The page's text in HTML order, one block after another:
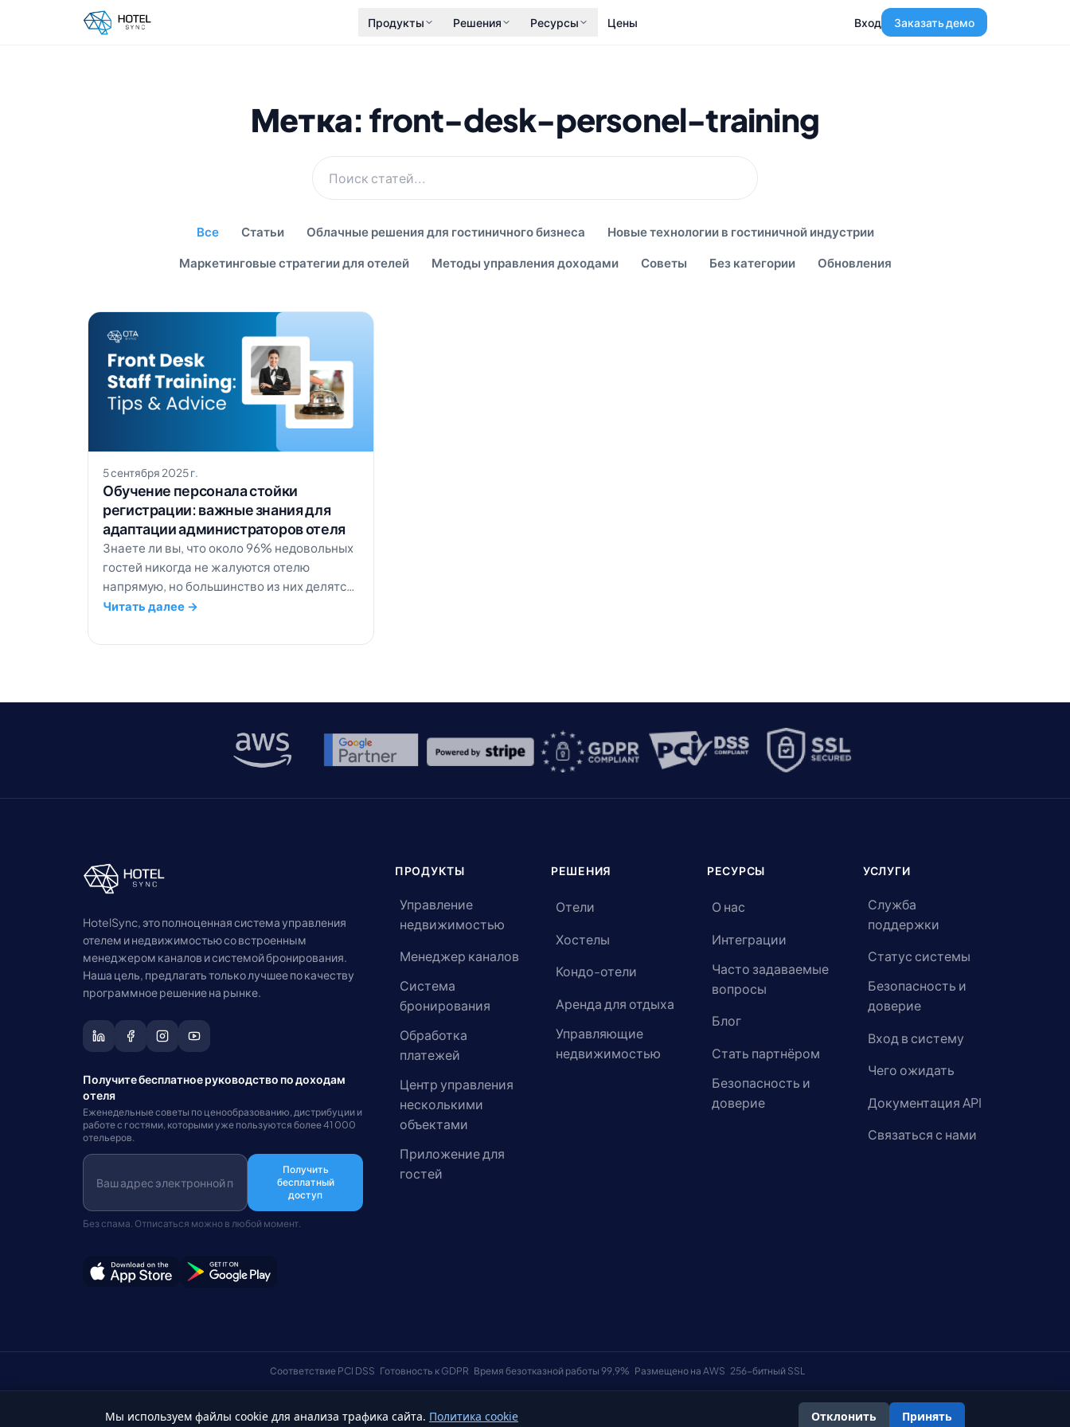
Продукты Решения Ресурсы Цены Вход Заказать демо
Метка: front-desk-personel-training
Все Статьи Облачные решения для гостиничного бизнеса Новые технологии в гостиничной индустрии
Маркетинговые стратегии для отелей Методы управления доходами Советы Без категории Обновления
5 сентября 2025 г.
Обучение персонала стойки
регистрации: важные знания для
адаптации администраторов отеля
Знаете ли вы, что около 96% недовольных
гостей никогда не жалуются отелю
напрямую, но большинство из них делятся
своим негативным опытом с другими? Это
команда стойки регистрации влияет на
лишить вас повторных заказов, тогда как
Читать далее →
HotelSync, это полноценная система управления
отелем и недвижимостью со встроенным
менеджером каналов и системой бронирования.
Наша цель, предлагать только лучшее по качеству
программное решение на рынке.
Получите бесплатное руководство по доходам
отеля
Еженедельные советы по ценообразованию, дистрибуции и
работе с гостями, которыми уже пользуются более 41 000
отельеров.
Получить
бесплатный
доступ
Без спама. Отписаться можно в любой момент.
ПРОДУКТЫ
Управление
недвижимостью
Менеджер каналов
Система
бронирования
Обработка
платежей
Центр управления
несколькими
объектами
Приложение для
гостей
РЕШЕНИЯ
Отели
Хостелы
Кондо-отели
Аренда для отдыха
Управляющие
недвижимостью
РЕСУРСЫ
О нас
Интеграции
Часто задаваемые
вопросы
Блог
Стать партнёром
Безопасность и
доверие
УСЛУГИ
Служба
поддержки
Статус системы
Безопасность и
доверие
Вход в систему
Чего ожидать
Документация API
Связаться с нами
Соответствие PCI DSS Готовность к GDPR Время безотказной работы 99,9% Размещено на AWS 256-битный SSL
© Авторские права 2026 HotelSync. Все права защищены. Политика использования файлов cookie
Мы используем файлы cookie для анализа трафика сайта. Политика cookie Отклонить Принять